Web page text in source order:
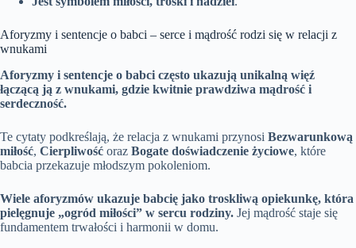
Aforyzmy i sentencje o babci – serce i mądrość rodzi się w relacji z
wnukami
Aforyzmy i sentencje o babci często ukazują unikalną więź
łączącą ją z wnukami, gdzie kwitnie prawdziwa mądrość i
serdeczność.
Te cytaty podkreślają, że relacja z wnukami przynosi Bezwarunkową
miłość, Cierpliwość oraz Bogate doświadczenie życiowe, które
babcia przekazuje młodszym pokoleniom.
Wiele aforyzmów ukazuje babcię jako troskliwą opiekunkę, która
pielęgnuje „ogród miłości” w sercu rodziny. Jej mądrość staje się
fundamentem trwałości i harmonii w domu.